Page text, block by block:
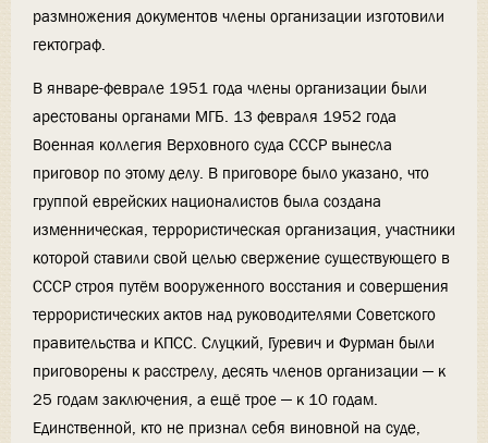
размножения документов члены организации изготовили
гектограф.
В январе-феврале 1951 года члены организации были
арестованы органами МГБ. 13 февраля 1952 года
Военная коллегия Верховного суда СССР вынесла
приговор по этому делу. В приговоре было указано, что
группой еврейских националистов была создана
изменническая, террористическая организация, участники
которой ставили свой целью свержение существующего в
СССР строя путём вооруженного восстания и совершения
террористических актов над руководителями Советского
правительства и КПСС. Слуцкий, Гуревич и Фурман были
приговорены к расстрелу, десять членов организации — к
25 годам заключения, а ещё трое — к 10 годам.
Единственной, кто не признал себя виновной на суде,